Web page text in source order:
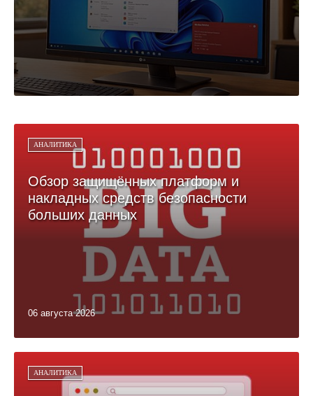
АНАЛИТИКА
Обзор защищённых платформ и
накладных средств безопасности
больших данных
06 августа 2026
АНАЛИТИКА